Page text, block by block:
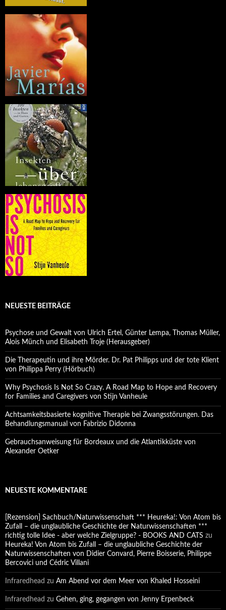
NEUESTE BEITRÄGE
Psychose und Gewalt von Ulrich Ertel, Günter Lempa, Thomas Müller,
Alois Münch und Elisabeth Troje (Herausgeber)
Die Therapeutin und ihre Mörder. Dr. Pat Philipps und der tote Klient
von Philippa Perry (Hörbuch)
Why Psychosis Is Not So Crazy. A Road Map to Hope and Recovery
for Families and Caregivers von Stijn Vanheule
Achtsamkeitsbasierte kognitive Therapie bei Zwangsstörungen. Das
Behandlungsmanual von Fabrizio Didonna
Gebrauchsanweisung für Bordeaux und die Atlantikküste von
Alexander Oetker
NEUESTE KOMMENTARE
[Rezension] Sachbuch/Naturwissenschaft *** Heureka!: Von Atom bis
Zufall – die unglaubliche Geschichte der Naturwissenschaften ***
richtig tolle Idee - aber welche Zielgruppe? - BOOKS AND CATS zu
Heureka! Von Atom bis Zufall – die unglaubliche Geschichte der
Naturwissenschaften von Didier Convard, Pierre Boisserie, Philippe
Bercovici und Cédric Villani
Infraredhead zu Am Abend vor dem Meer von Khaled Hosseini
Infraredhead zu Gehen, ging, gegangen von Jenny Erpenbeck